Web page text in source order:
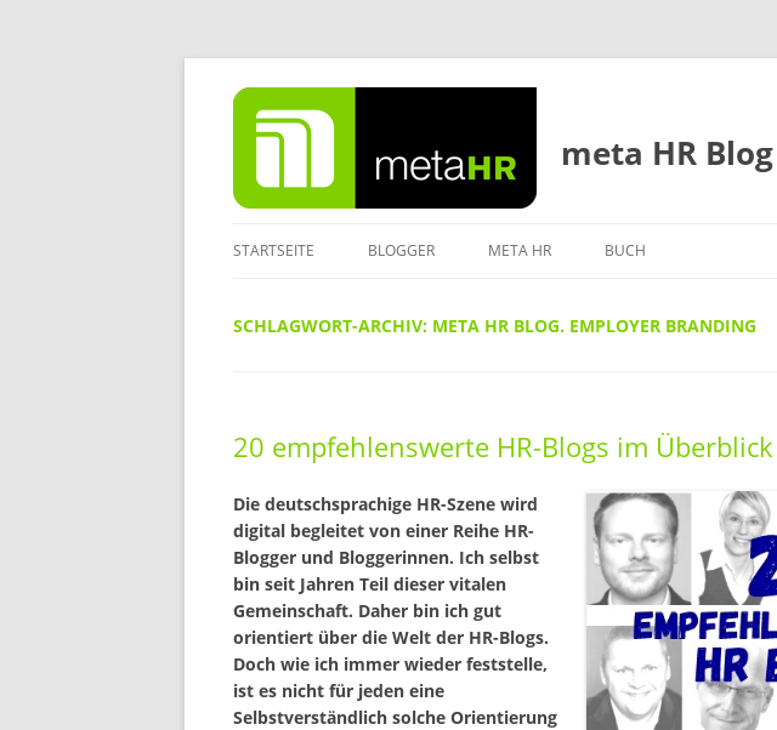
Zum
Inhalt
springen
meta HR Blog
STARTSEITE BLOGGER META HR BUCH
SCHLAGWORT-ARCHIV: META HR BLOG. EMPLOYER BRANDING
20 empfehlenswerte HR-Blogs im Überblick
Die deutschsprachige HR-Szene wird
digital begleitet von einer Reihe HR-
Blogger und Bloggerinnen. Ich selbst
bin seit Jahren Teil dieser vitalen
Gemeinschaft. Daher bin ich gut
orientiert über die Welt der HR-Blogs.
Doch wie ich immer wieder feststelle,
ist es nicht für jeden eine
Selbstverständlich solche Orientierung